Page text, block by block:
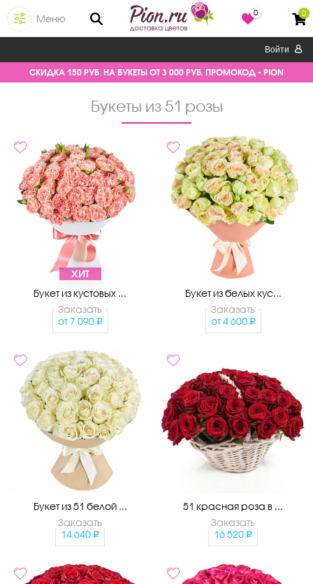
Меню
0 0
Войти
СКИДКА 150 РУБ. НА БУКЕТЫ ОТ 3 000 РУБ. ПРОМОКОД - PION
Букеты из 51 розы
ХИТ
Букет из кустовых ...
Заказать
от 7 090
Букет из белых кус...
Заказать
от 4 600
Букет из 51 белой ...
Заказать
14 640
51 красная роза в ...
Заказать
16 520